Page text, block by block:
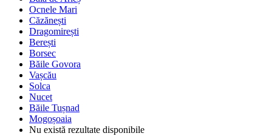
Ocnele Mari
Căzănești
Dragomirești
Berești
Borsec
Băile Govora
Vașcău
Solca
Nucet
Băile Tușnad
Mogoșoaia
Nu există rezultate disponibile